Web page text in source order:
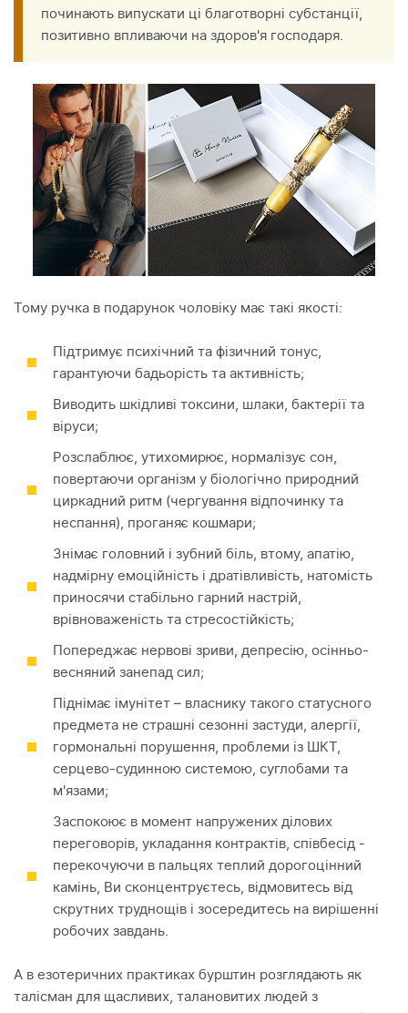
починають випускати ці благотворні субстанції,
позитивно впливаючи на здоров'я господаря.
Тому ручка в подарунок чоловіку має такі якості:
Підтримує психічний та фізичний тонус,
гарантуючи бадьорість та активність;
Виводить шкідливі токсини, шлаки, бактерії та
віруси;
Розслаблює, утихомирює, нормалізує сон,
повертаючи організм у біологічно природний
циркадний ритм (чергування відпочинку та
неспання), проганяє кошмари;
Знімає головний і зубний біль, втому, апатію,
надмірну емоційність і дратівливість, натомість
приносячи стабільно гарний настрій,
врівноваженість та стресостійкість;
Попереджає нервові зриви, депресію, осінньо-
весняний занепад сил;
Піднімає імунітет – власнику такого статусного
предмета не страшні сезонні застуди, алергії,
гормональні порушення, проблеми із ШКТ,
серцево-судинною системою, суглобами та
м'язами;
Заспокоює в момент напружених ділових
переговорів, укладання контрактів, співбесід -
перекочуючи в пальцях теплий дорогоцінний
камінь, Ви сконцентруєтесь, відмовитесь від
скрутних труднощів і зосередитесь на вирішенні
робочих завдань.
А в езотеричних практиках бурштин розглядають як
талісман для щасливих, талановитих людей з